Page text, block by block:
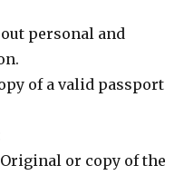
personal and
of a valid passport
or copy of the